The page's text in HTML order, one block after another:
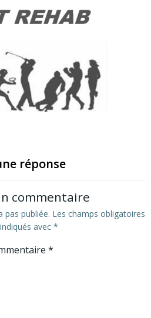
réponse
commentaire
pas publiée. Les champs obligatoires
avec *
*